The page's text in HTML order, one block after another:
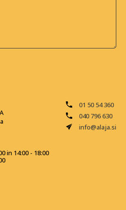
01 50 54 360
040 796 630
info@alaja.si
in 14:00 - 18:00